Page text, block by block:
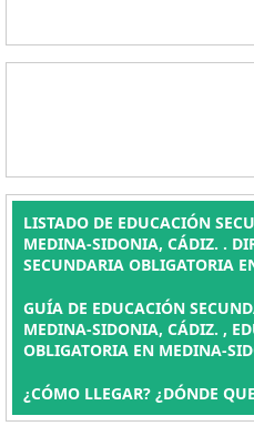
LISTADO DE EDUCACIÓN
MEDINA-SIDONIA, CÁDIZ. .
SECUNDARIA OBLIGATORIA
GUÍA DE EDUCACIÓN
MEDINA-SIDONIA, CÁDIZ. ,
OBLIGATORIA EN MEDINA-
¿CÓMO LLEGAR? ¿DÓNDE